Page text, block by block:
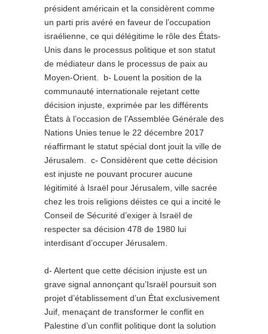
président américain et la considèrent comme
un parti pris avéré en faveur de l’occupation
israélienne, ce qui délégitime le rôle des États-
Unis dans le processus politique et son statut
de médiateur dans le processus de paix au
Moyen-Orient. b- Louent la position de la
communauté internationale rejetant cette
décision injuste, exprimée par les différents
États à l’occasion de l’Assemblée Générale des
Nations Unies tenue le 22 décembre 2017
réaffirmant le statut spécial dont jouit la ville de
Jérusalem. c- Considèrent que cette décision
est injuste ne pouvant procurer aucune
légitimité à Israël pour Jérusalem, ville sacrée
chez les trois religions déistes ce qui a incité le
Conseil de Sécurité d’exiger à Israël de
respecter sa décision 478 de 1980 lui
interdisant d’occuper Jérusalem.
d- Alertent que cette décision injuste est un
grave signal annonçant qu’Israël poursuit son
projet d’établissement d’un État exclusivement
Juif, menaçant de transformer le conflit en
Palestine d’un conflit politique dont la solution